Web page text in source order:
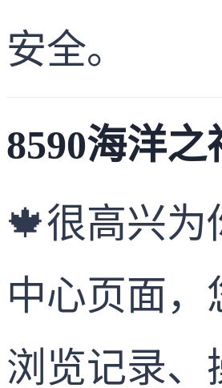
安全。
8590海洋
🍁很高兴为
中心页面
浏览记录、